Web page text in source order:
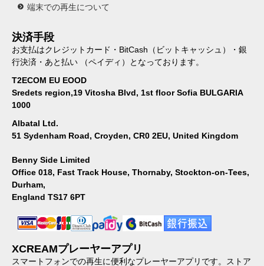
端末での再生について
決済手段
お支払はクレジットカード・BitCash（ビットキャッシュ）・銀
行決済・あと払い （ペイディ）となっております。
T2ECOM EU EOOD
Sredets region,19 Vitosha Blvd, 1st floor Sofia BULGARIA
1000
Albatal Ltd.
51 Sydenham Road, Croyden, CR0 2EU, United Kingdom
Benny Side Limited
Office 018, Fast Track House, Thornaby, Stockton-on-Tees,
Durham,
England TS17 6PT
XCREAMプレーヤーアプリ
スマートフォンでの再生に便利なプレーヤーアプリです。ストア